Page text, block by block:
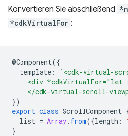
Konvertieren Sie abschließend
*cdkVirtualFor :
@Component({
template :
`<cdk-virtual-
<div *cdkVirtualFor="let
</cdk-virtual-scroll-
})
export class ScrollComponent
list = Array. from({length :
}